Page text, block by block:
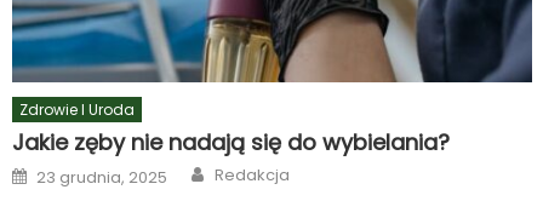
Zdrowie I Uroda
Jakie zęby nie nadają się do wybielania?
Posted
on
23 grudnia, 2025 Author
Redakcja